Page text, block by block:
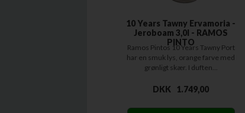
10 Years Tawny Ervamoria -
Jeroboam 3,0l - RAMOS
PINTO
Ramos Pintos 10 Years Tawny Port
har en smuk lys, orange farve med
grønligt skær. I duften...
DKK 1.749,00